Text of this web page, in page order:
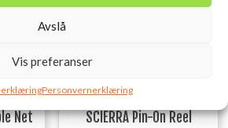
Avslå
Vis preferanser
Personvernerklæring
Net
SCIERRA Pin-On Reel